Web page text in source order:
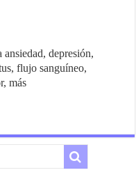
depresión,
flujo sanguíneo,
más